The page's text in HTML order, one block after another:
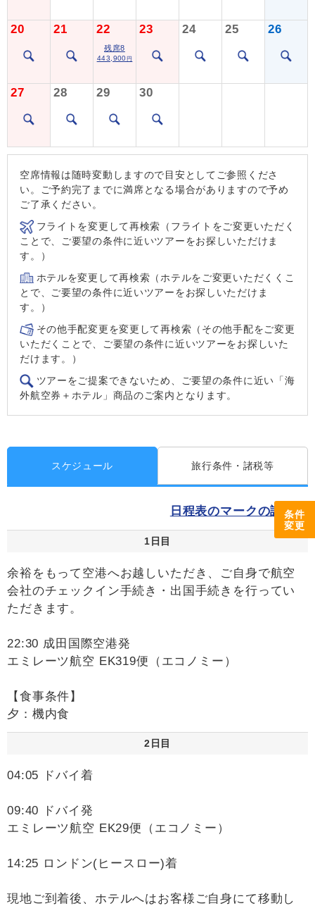
条件
変更
20 21 22
残席8
443,900 円
23 24 25 26
27 28 29 30
空席情報は随時変動しますので目安としてご参照くださ
い。ご予約完了までに満席となる場合がありますので予め
ご了承ください。
フライトを変更して再検索（フライトをご変更いただく
ことで、ご要望の条件に近いツアーをお探しいただけま
す。）
ホテルを変更して再検索（ホテルをご変更いただくくこ
とで、ご要望の条件に近いツアーをお探しいただけま
す。）
その他手配変更を変更して再検索（その他手配をご変更
いただくことで、ご要望の条件に近いツアーをお探しいた
だけます。）
ツアーをご提案できないため、ご要望の条件に近い「海
外航空券＋ホテル」商品のご案内となります。
スケジュール 旅行条件・諸税等
日程表のマークの説明
1日目
余裕をもって空港へお越しいただき、ご自身で航空
会社のチェックイン手続き・出国手続きを行ってい
ただきます。
22:30 成田国際空港発
エミレーツ航空 EK319便（エコノミー）
【食事条件】
夕：機内食
2日目
04:05 ドバイ着
09:40 ドバイ発
エミレーツ航空 EK29便（エコノミー）
14:25 ロンドン(ヒースロー)着
現地ご到着後、ホテルへはお客様ご自身にて移動し